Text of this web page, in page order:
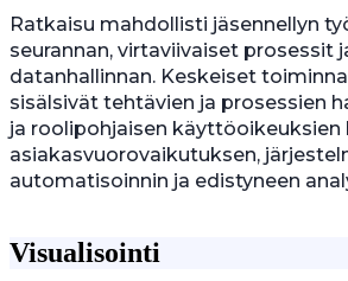
Ratkaisu mahdollisti jäsennellyn
seurannan, virtaviivaiset prosessit
datanhallinnan. Keskeiset
sisälsivät tehtävien ja prosessien
ja roolipohjaisen käyttöoikeuksien
asiakasvuorovaikutuksen,
automatisoinnin ja edistyneen
Visualisointi